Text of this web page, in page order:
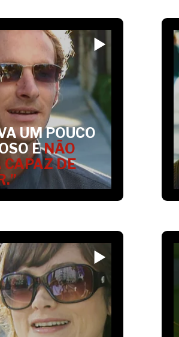
UM POUCO
ENÃO
CAPAZ DE